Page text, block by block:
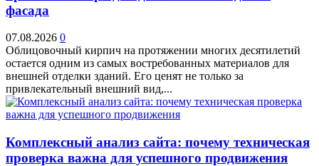
фасада
07.08.2026 0
Облицовочный кирпич на протяжении многих десятилетий
остается одним из самых востребованных материалов для
внешней отделки зданий. Его ценят не только за
привлекательный внешний вид,...
Комплексный анализ сайта: почему техническая
проверка важна для успешного продвижения